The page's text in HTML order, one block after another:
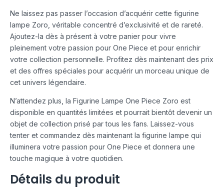
Ne laissez pas passer l’occasion d’acquérir cette figurine
lampe Zoro, véritable concentré d’exclusivité et de rareté.
Ajoutez-la dès à présent à votre panier pour vivre
pleinement votre passion pour One Piece et pour enrichir
votre collection personnelle. Profitez dès maintenant des prix
et des offres spéciales pour acquérir un morceau unique de
cet univers légendaire.
N’attendez plus, la Figurine Lampe One Piece Zoro est
disponible en quantités limitées et pourrait bientôt devenir un
objet de collection prisé par tous les fans. Laissez-vous
tenter et commandez dès maintenant la figurine lampe qui
illuminera votre passion pour One Piece et donnera une
touche magique à votre quotidien.
Détails du produit